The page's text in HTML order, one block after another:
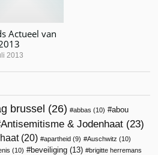
Actueel van
2013
brussel (26) abbas (10)
abou
Antisemitisme & Jodenhaat (23)
(20) apartheid (9) Auschwitz (10)
(10) beveiliging (13)
brigitte herremans